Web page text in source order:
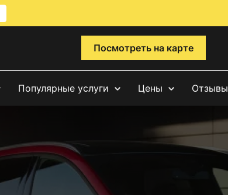
Посмотреть на карте
Популярные услуги Цены Отзывы